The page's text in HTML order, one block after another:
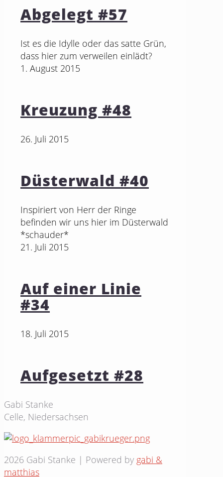
Abgelegt #57
Ist es die Idylle oder das satte Grün,
dass hier zum verweilen einlädt?
1. August 2015
Kreuzung #48
26. Juli 2015
Düsterwald #40
Inspiriert von Herr der Ringe
befinden wir uns hier im Düsterwald
*schauder*
21. Juli 2015
Auf einer Linie
#34
18. Juli 2015
Aufgesetzt #28
Gabi Stanke
Celle, Niedersachsen
2026 Gabi Stanke | Powered by gabi &
matthias